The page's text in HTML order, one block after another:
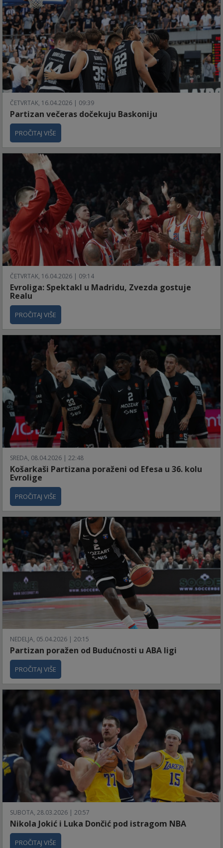
ČETVRTAK, 16.04.2026 | 09:39
Partizan večeras dočekuju Baskoniju
PROČITAJ VIŠE
ČETVRTAK, 16.04.2026 | 09:14
Evroliga: Spektakl u Madridu, Zvezda gostuje
Realu
PROČITAJ VIŠE
SREDA, 08.04.2026 | 22:48
Košarkaši Partizana poraženi od Efesa u 36. kolu
Evrolige
PROČITAJ VIŠE
NEDELJA, 05.04.2026 | 20:15
Partizan poražen od Budućnosti u ABA ligi
PROČITAJ VIŠE
SUBOTA, 28.03.2026 | 20:57
Nikola Jokić i Luka Dončić pod istragom NBA
PROČITAJ VIŠE